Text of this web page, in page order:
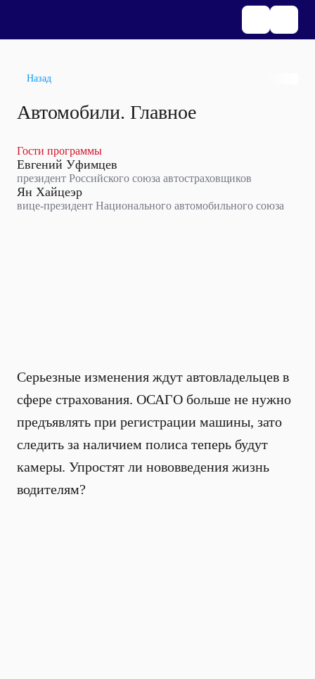
Назад
Автомобили. Главное
Гости программы
Евгений Уфимцев
президент Российского союза автостраховщиков
Ян Хайцеэр
вице-президент Национального автомобильного союза
Серьезные изменения ждут автовладельцев в
сфере страхования. ОСАГО больше не нужно
предъявлять при регистрации машины, зато
следить за наличием полиса теперь будут
камеры. Упростят ли нововведения жизнь
водителям?